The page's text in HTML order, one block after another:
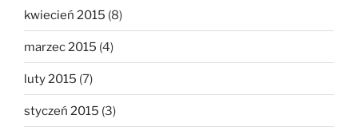
kwiecień 2015 (8)
marzec 2015 (4)
luty 2015 (7)
styczeń 2015 (3)